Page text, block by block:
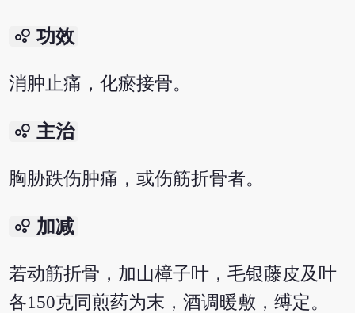
bubble_chart 功效
消肿止痛，化瘀接骨。
bubble_chart 主治
胸胁跌伤肿痛，或伤筋折骨者。
bubble_chart 加减
若动筋折骨，加山樟子叶，毛银藤皮及叶
各150克同煎药为末，酒调暖敷，缚定。